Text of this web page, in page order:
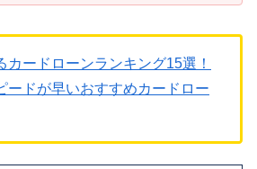
カードローンランキング15選！
ードが早いおすすめカードロー